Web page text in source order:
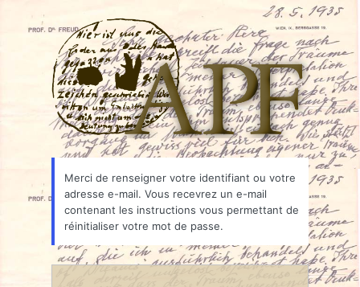
passe
oublié
Merci de renseigner votre identifiant ou votre
adresse e-mail. Vous recevrez un e-mail
contenant les instructions vous permettant de
réinitialiser votre mot de passe.